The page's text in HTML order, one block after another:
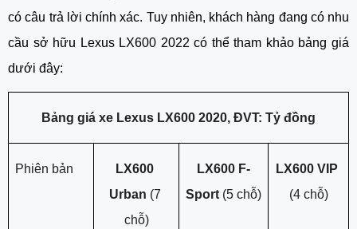
có câu trả lời chính xác. Tuy nhiên, khách hàng đang có nhu
cầu sở hữu Lexus LX600 2022 có thể tham khảo bảng giá
dưới đây:
Bảng giá xe Lexus LX600 2020, ĐVT: Tỷ đồng
Phiên bản
LX600
Urban (7
chỗ)
LX600 F-
Sport (5 chỗ)
(4 chỗ)